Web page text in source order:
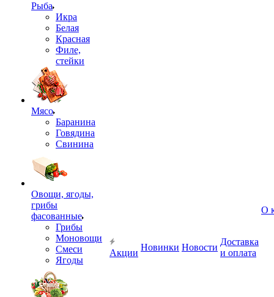
Рыба
Икра
Белая
Красная
Филе,
стейки
Мясо
Баранина
Говядина
Свинина
Овощи, ягоды,
грибы
фасованные
Грибы
Моновощи
Смеси
Ягоды
Акции
Новинки Новости
Доставка
и оплата
О